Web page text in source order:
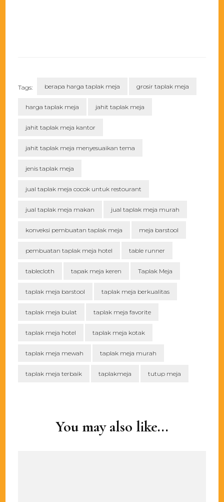
Tags: berapa harga taplak meja grosir taplak meja
harga taplak meja jahit taplak meja
jahit taplak meja kantor
jahit taplak meja menyesuaikan tema
jenis taplak meja
jual taplak meja cocok untuk restourant
jual taplak meja makan jual taplak meja murah
konveksi pembuatan taplak meja meja barstool
pembuatan taplak meja hotel table runner
tablecloth tapak meja keren Taplak Meja
taplak meja barstool taplak meja berkualitas
taplak meja bulat taplak meja favorite
taplak meja hotel taplak meja kotak
taplak meja mewah taplak meja murah
taplak meja terbaik taplakmeja tutup meja
You may also like...